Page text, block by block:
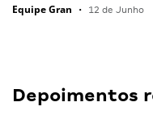
Equipe Gran • 12 de Junho
Depoimentos